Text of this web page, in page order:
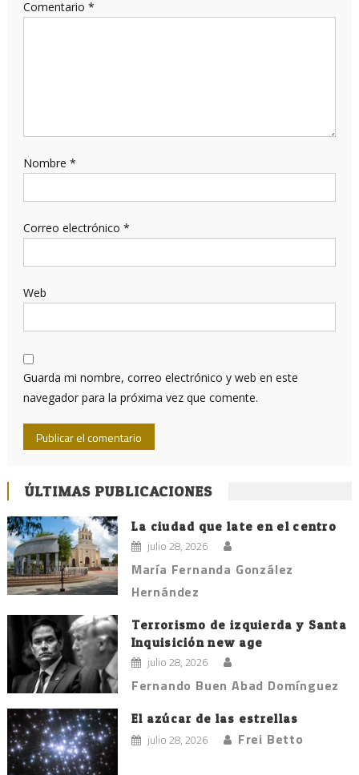
Comentario *
Nombre *
Correo electrónico *
Web
Guarda mi nombre, correo electrónico y web en este
navegador para la próxima vez que comente.
ÚLTIMAS PUBLICACIONES
La ciudad que late en el centro
julio 28, 2026
María Fernanda González
Hernández
Terrorismo de izquierda y Santa
Inquisición new age
julio 28, 2026
Fernando Buen Abad Domínguez
El azúcar de las estrellas
julio 28, 2026 Frei Betto